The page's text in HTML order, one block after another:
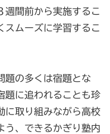
週間前から実施するこ
スムーズに学習するこ
題の多くは宿題とな
題に追われることも珍
に取り組みながら高校
う、できるかぎり塾内